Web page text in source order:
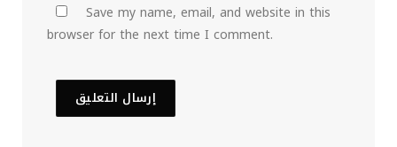
Save my name, email, and website in this
browser for the next time I comment.